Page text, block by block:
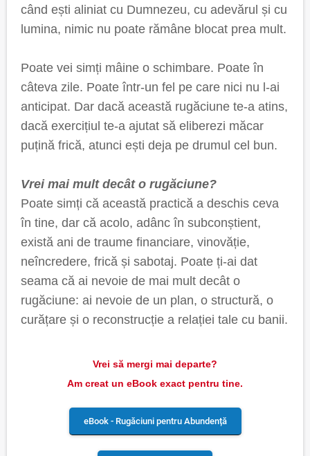
când ești aliniat cu Dumnezeu, cu adevărul și cu
lumina, nimic nu poate rămâne blocat prea mult.
Poate vei simți mâine o schimbare. Poate în
câteva zile. Poate într-un fel pe care nici nu l-ai
anticipat. Dar dacă această rugăciune te-a atins,
dacă exercițiul te-a ajutat să eliberezi măcar
puțină frică, atunci ești deja pe drumul cel bun.
Vrei mai mult decât o rugăciune?
Poate simți că această practică a deschis ceva
în tine, dar că acolo, adânc în subconștient,
există ani de traume financiare, vinovăție,
neîncredere, frică și sabotaj. Poate ți-ai dat
seama că ai nevoie de mai mult decât o
rugăciune: ai nevoie de un plan, o structură, o
curățare și o reconstrucție a relației tale cu banii.
Vrei să mergi mai departe?
Am creat un eBook exact pentru tine.
eBook - Rugăciuni pentru Abundență